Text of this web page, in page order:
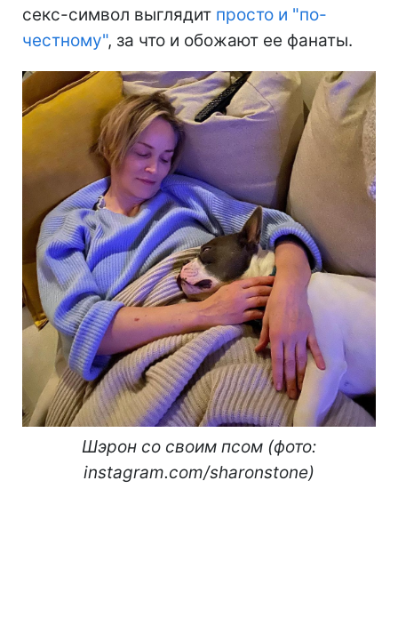
секс-символ выглядит просто и "по-
честному", за что и обожают ее фанаты.
Шэрон со своим псом (фото:
instagram.com/sharonstone)